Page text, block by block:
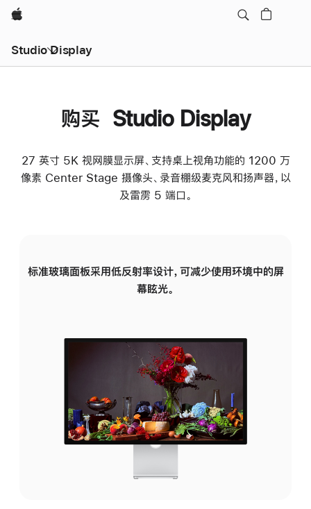
Apple
Studio Display
购买 Studio Display
27 英寸 5K 视网膜显示屏、支持桌上视角功能的 1200 万
像素 Center Stage 摄像头、录音棚级麦克风和扬声器，以
及雷雳 5 端口。
标准玻璃面板采用低反射率设计，可减少使用环境中的屏
幕眩光。